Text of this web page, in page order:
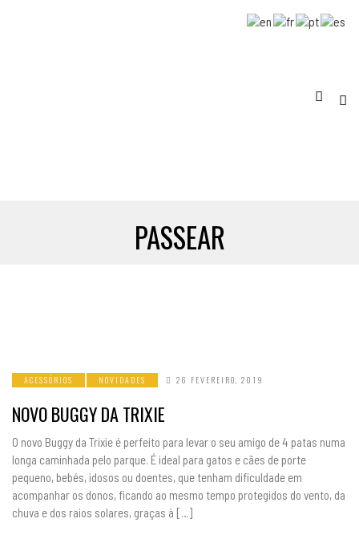
PASSEAR
ACESSÓRIOS NOVIDADES 26 FEVEREIRO, 2019
NOVO BUGGY DA TRIXIE
O novo Buggy da Trixie é perfeito para levar o seu amigo de 4 patas numa
longa caminhada pelo parque. É ideal para gatos e cães de porte
pequeno, bebés, idosos ou doentes, que tenham dificuldade em
acompanhar os donos, ficando ao mesmo tempo protegidos do vento, da
chuva e dos raios solares, graças à […]